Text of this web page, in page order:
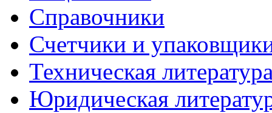
Справочники
Счетчики и
Техническая
Юридическая